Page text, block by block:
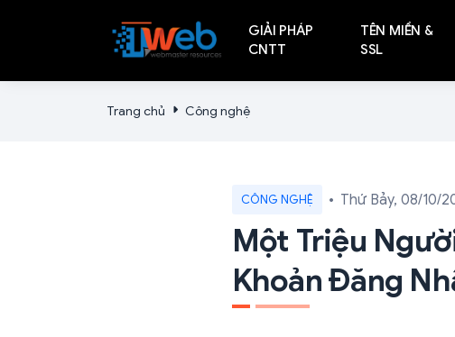
GIẢI PHÁP
CNTT
TÊN MIỀN &
SSL
Trang chủ Công nghệ
CÔNG NGHỆ Thứ Bảy, 08/10/
Một Triệu
Khoản Đăng